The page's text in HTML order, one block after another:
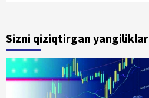
Sizni qiziqtirgan yangiliklar